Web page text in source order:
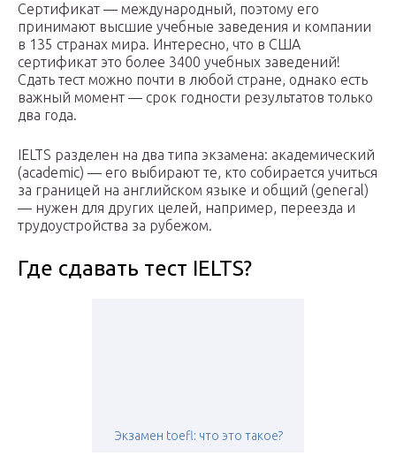
Сертификат — международный, поэтому его
принимают высшие учебные заведения и компании
в 135 странах мира. Интересно, что в США
сертификат это более 3400 учебных заведений!
Сдать тест можно почти в любой стране, однако есть
важный момент — срок годности результатов только
два года.
IELTS разделен на два типа экзамена: академический
(academic) — его выбирают те, кто собирается учиться
за границей на английском языке и общий (general)
— нужен для других целей, например, переезда и
трудоустройства за рубежом.
Где сдавать тест IELTS?
Экзамен toefl: что это такое?